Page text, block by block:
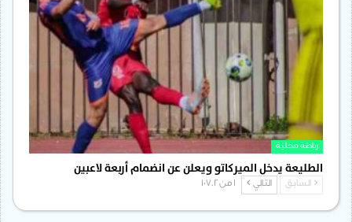
رياضة محلية
الطليعة يدخل الميركاتو ويعلن عن انضمام أربعة لاعبين
السابق التالي